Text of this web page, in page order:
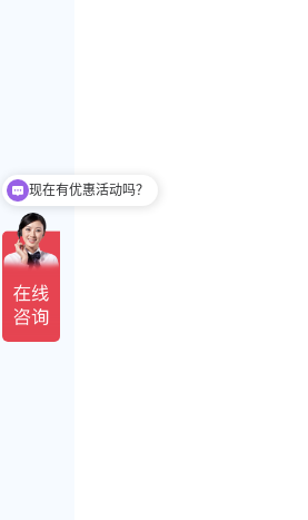
现在有优惠活动吗？